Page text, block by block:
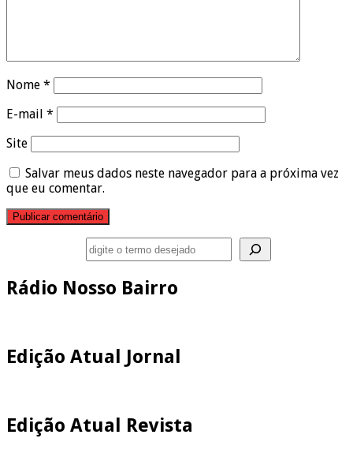
Nome *
E-mail *
Site
Salvar meus dados neste navegador para a próxima vez
que eu comentar.
Rádio Nosso Bairro
Edição Atual Jornal
Edição Atual Revista